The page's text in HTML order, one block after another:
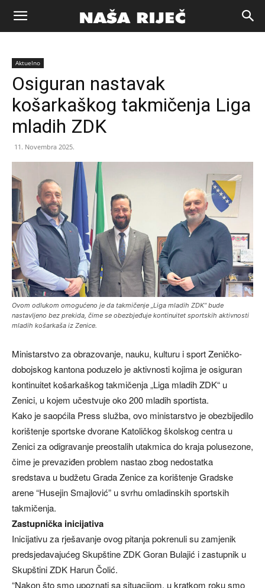
Naša
riječ
Aktuelno
Osiguran nastavak
košarkaškog takmičenja Liga
mladih ZDK
11. Novembra 2025.
Ovom odlukom omogućeno je da takmičenje „Liga mladih ZDK“ bude
nastavljeno bez prekida, čime se obezbjeđuje kontinuitet sportskih aktivnosti
mladih košarkaša iz Zenice.
Ministarstvo za obrazovanje, nauku, kulturu i sport Zeničko-
dobojskog kantona poduzelo je aktivnosti kojima je osiguran
kontinuitet košarkaškog takmičenja „Liga mladih ZDK“ u
Zenici, u kojem učestvuje oko 200 mladih sportista.
Kako je saopćila Press služba, ovo ministarstvo je obezbijedilo
korištenje sportske dvorane Katoličkog školskog centra u
Zenici za odigravanje preostalih utakmica do kraja polusezone,
čime je prevaziđen problem nastao zbog nedostatka
sredstava u budžetu Grada Zenice za korištenje Gradske
arene “Husejin Smajlović” u svrhu omladinskih sportskih
takmičenja.
Zastupnička inicijativa
Inicijativu za rješavanje ovog pitanja pokrenuli su zamjenik
predsjedavajućeg Skupštine ZDK Goran Bulajić i zastupnik u
Skupštini ZDK Harun Čolić.
“Nakon što smo upoznati sa situacijom, u kratkom roku smo